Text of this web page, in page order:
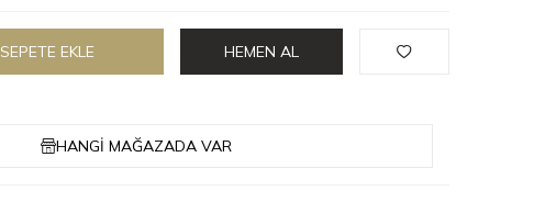
SEPETE EKLE HEMEN AL
HANGI MAĞAZADA VAR